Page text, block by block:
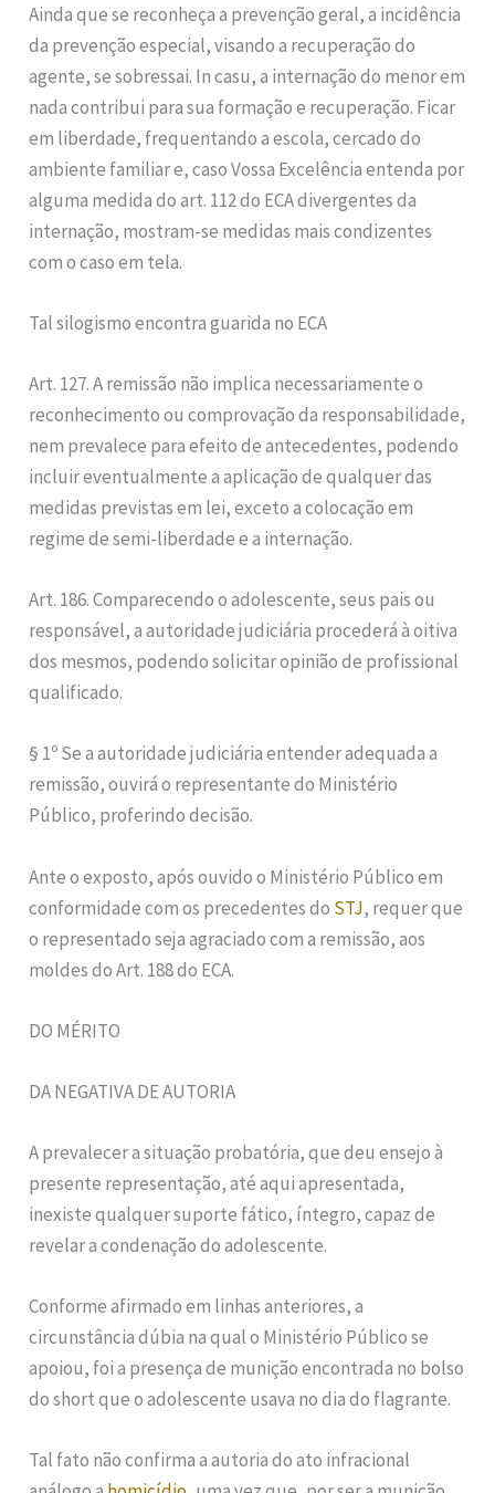
Ainda que se reconheça a prevenção geral, a incidência
da prevenção especial, visando a recuperação do
agente, se sobressai. In casu, a internação do menor em
nada contribui para sua formação e recuperação. Ficar
em liberdade, frequentando a escola, cercado do
ambiente familiar e, caso Vossa Excelência entenda por
alguma medida do art. 112 do ECA divergentes da
internação, mostram-se medidas mais condizentes
com o caso em tela.
Tal silogismo encontra guarida no ECA
Art. 127. A remissão não implica necessariamente o
reconhecimento ou comprovação da responsabilidade,
nem prevalece para efeito de antecedentes, podendo
incluir eventualmente a aplicação de qualquer das
medidas previstas em lei, exceto a colocação em
regime de semi-liberdade e a internação.
Art. 186. Comparecendo o adolescente, seus pais ou
responsável, a autoridade judiciária procederá à oitiva
dos mesmos, podendo solicitar opinião de profissional
qualificado.
§ 1º Se a autoridade judiciária entender adequada a
remissão, ouvirá o representante do Ministério
Público, proferindo decisão.
Ante o exposto, após ouvido o Ministério Público em
conformidade com os precedentes do STJ, requer que
o representado seja agraciado com a remissão, aos
moldes do Art. 188 do ECA.
DO MÉRITO
DA NEGATIVA DE AUTORIA
A prevalecer a situação probatória, que deu ensejo à
presente representação, até aqui apresentada,
inexiste qualquer suporte fático, íntegro, capaz de
revelar a condenação do adolescente.
Conforme afirmado em linhas anteriores, a
circunstância dúbia na qual o Ministério Público se
apoiou, foi a presença de munição encontrada no bolso
do short que o adolescente usava no dia do flagrante.
Tal fato não confirma a autoria do ato infracional